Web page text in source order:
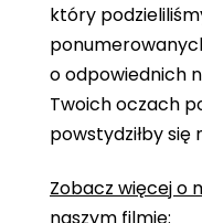
który
o odpowiednich
Twoich oczach
powstydziłby się
Zobacz więcej o